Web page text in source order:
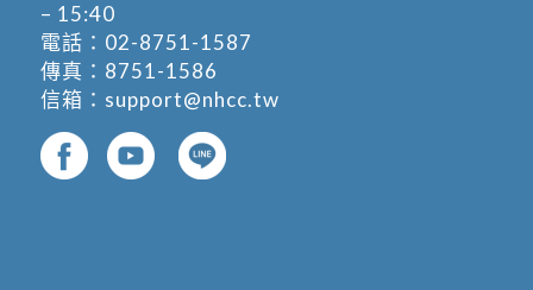
– 15:40
電話： 02-8751-1587
傳真：8751-1586
信箱： support@nhcc.tw